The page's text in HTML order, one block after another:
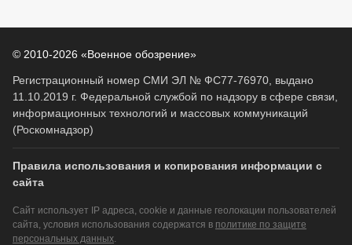
© 2010-2026 «Военное обозрение»
Регистрационный номер СМИ ЭЛ № ФС77-76970, выдано
11.10.2019 г. Федеральной службой по надзору в сфере связи,
информационных технологий и массовых коммуникаций
(Роскомнадзор)
Правила использования и копирования информации с
сайта
Сайт использует IP адреса, cookie и данные геолокации пользователей
сайта, условия использования содержатся в политике по защите
персональных данных.